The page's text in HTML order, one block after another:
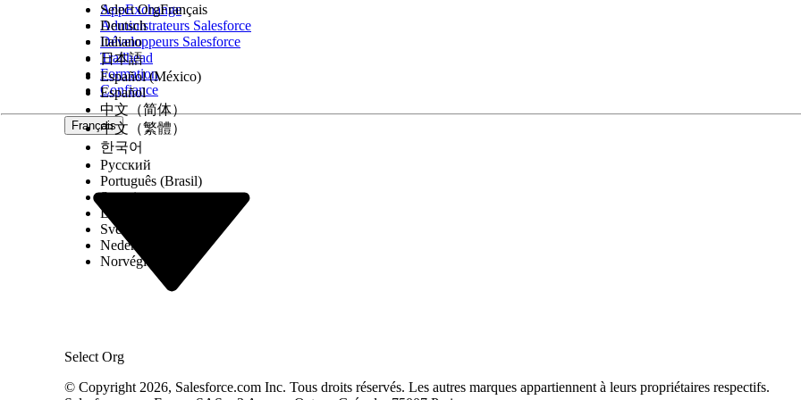
AppExchange
Administrateurs Salesforce
Développeurs Salesforce
Trailhead
Formation
Confiance
Français
Select Org
Select OrgFrançais
Deutsch
Italiano
日本語
Español (México)
Español
中文（简体）
中文（繁體）
한국어
Русский
Português (Brasil)
Suomi
Dansk
Svenska
Nederlands
Norvégien
© Copyright 2026, Salesforce.com Inc. Tous droits réservés. Les autres marques appartiennent à leurs propriétaires respectifs.